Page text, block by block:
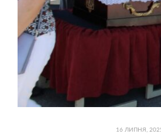
16 ЛИПНЯ,